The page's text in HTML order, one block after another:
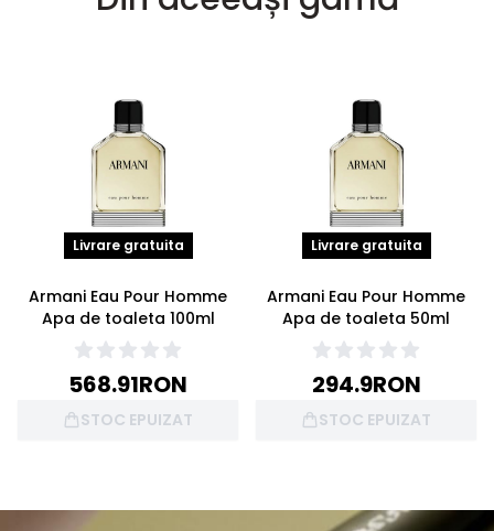
Livrare gratuita
Armani Eau Pour Homme
Apa de toaleta 100ml
568.91RON
STOC EPUIZAT
Livrare gratuita
Armani Eau Pour Homme
Apa de toaleta 50ml
294.9RON
STOC EPUIZAT